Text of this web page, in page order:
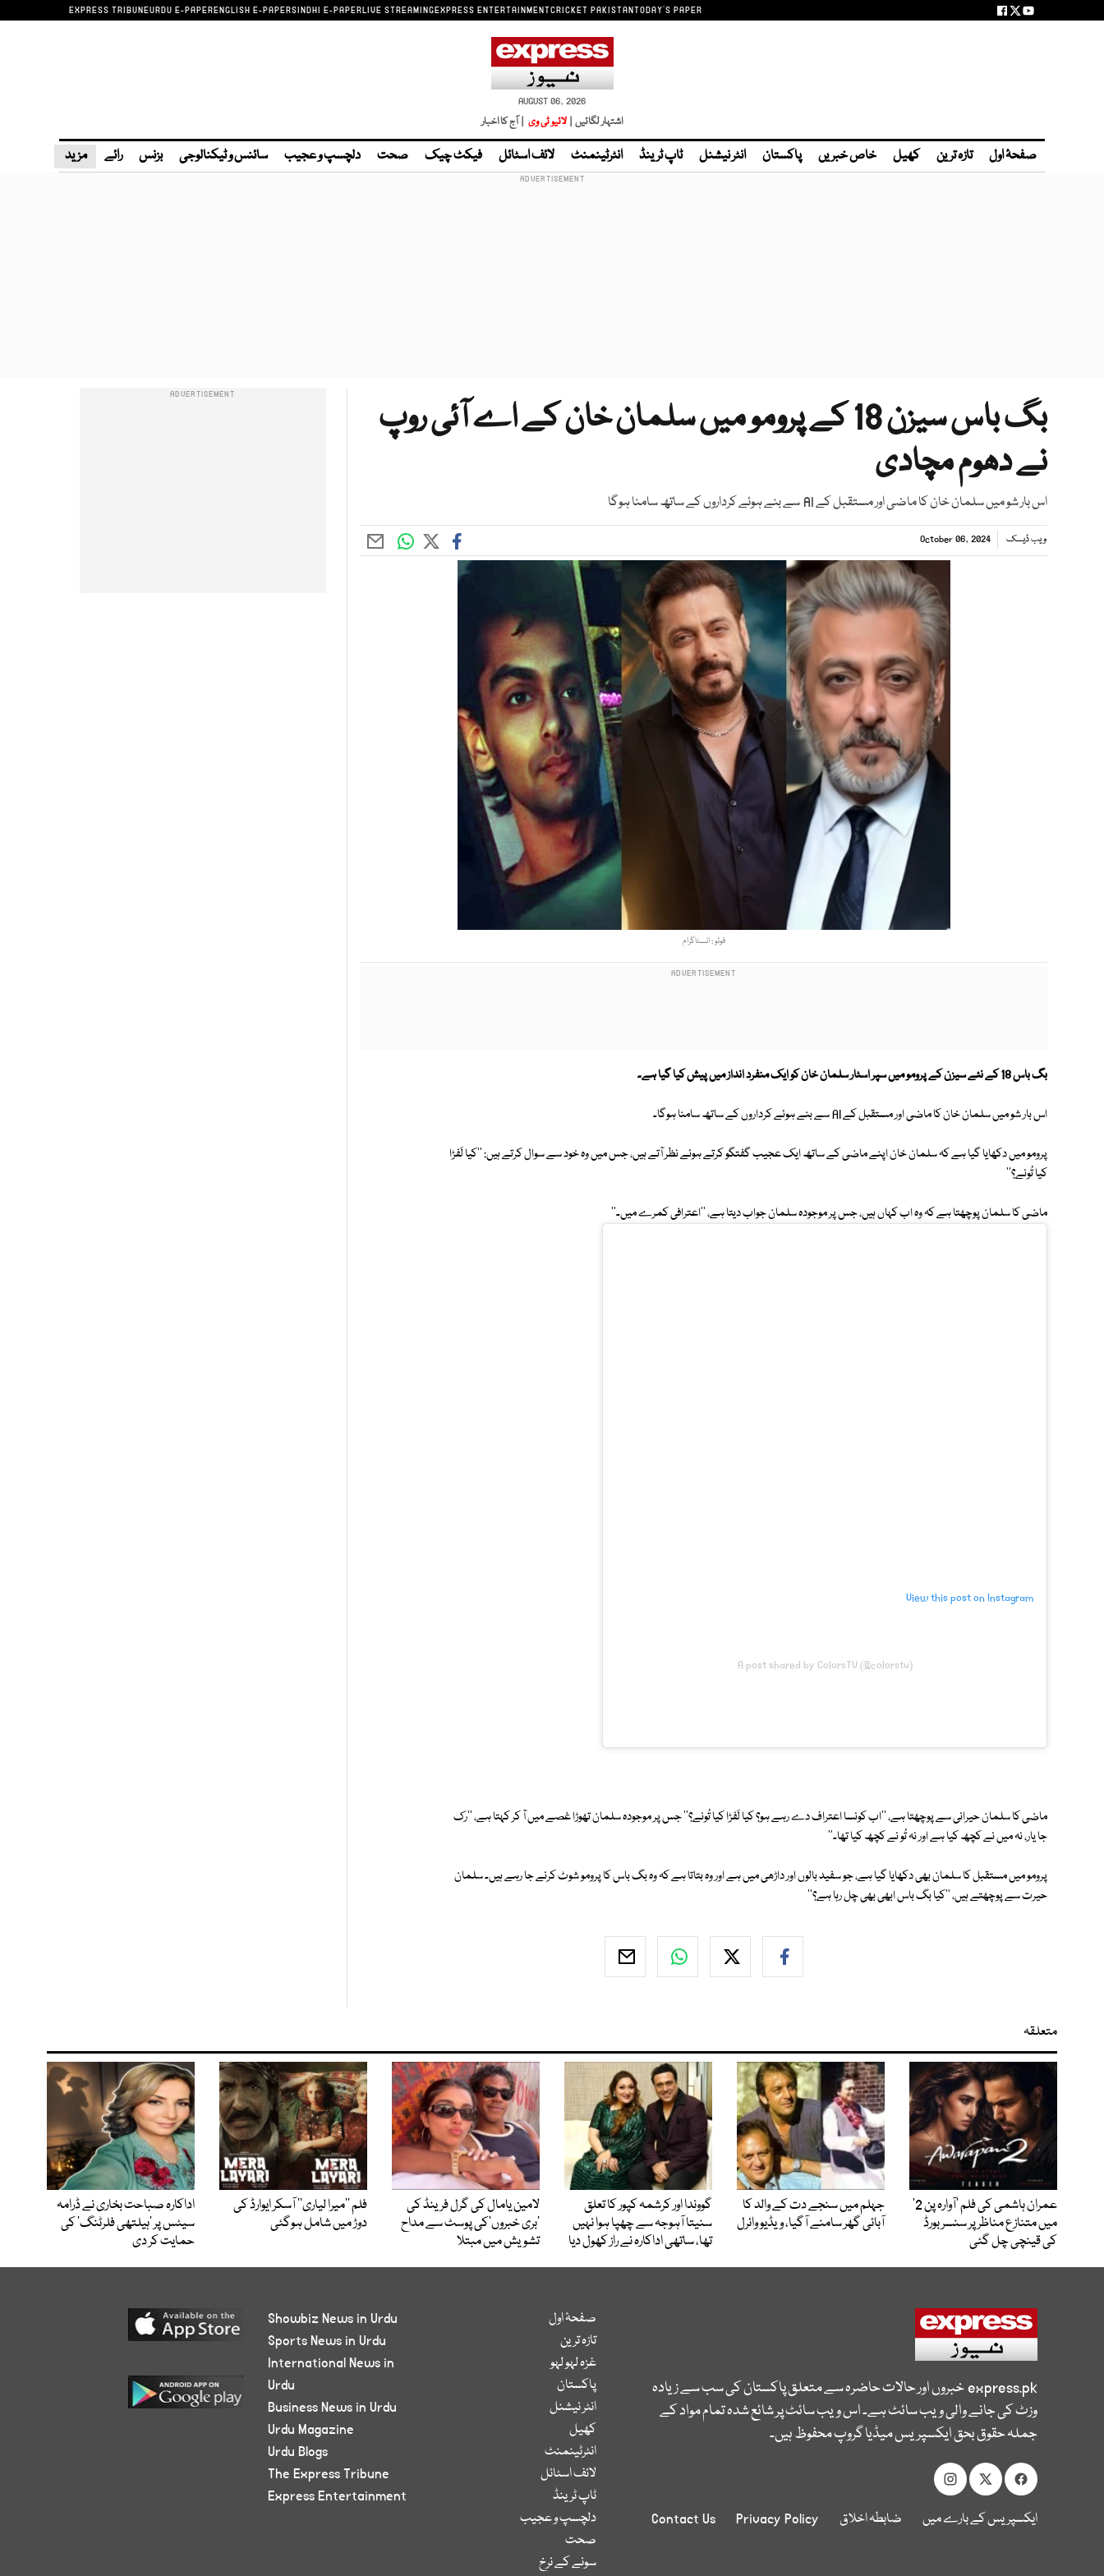
EXPRESS TRIBUNEURDU E-PAPERENGLISH E-PAPERSINDHI E-PAPERLIVE STREAMINGEXPRESS ENTERTAINMENTCRICKET PAKISTANTODAY'S PAPER
AUGUST 06, 2026
اشتہار لگائیں | لائیو ٹی وی | آج کا اخبار
صفحۂ اول تازہ ترین کھیل خاص خبریں پاکستان انٹر نیشنل ٹاپ ٹرینڈ انٹرٹینمنٹ لائف اسٹائل فیکٹ چیک صحت دلچسپ و عجیب سائنس و ٹیکنالوجی بزنس رائے مزید
بگ باس سیزن 18 کے پرومو میں سلمان خان کے اے آئی روپ
نے دھوم مچادی
اس بار شو میں سلمان خان کا ماضی اور مستقبل کے AI سے بنے ہوئے کرداروں کے ساتھ سامنا ہوگا
ویب ڈیسک October 06, 2024
فوٹو : انسٹاگرام
بگ باس 18 کے نئے سیزن کے پرومو میں سپر اسٹار سلمان خان کو ایک منفرد انداز میں پیش کیا گیا ہے۔
اس بار شو میں سلمان خان کا ماضی اور مستقبل کے AI سے بنے ہوئے کرداروں کے ساتھ سامنا ہوگا۔
پرومو میں دکھایا گیا ہے کہ سلمان خان اپنے ماضی کے ساتھ ایک عجیب گفتگو کرتے ہوئے نظر آتے ہیں، جس میں وہ خود سے سوال کرتے ہیں: ''کیا لَفڑا
کیا تُونے؟''
ماضی کا سلمان پوچھتا ہے کہ وہ اب کہاں ہیں، جس پر موجودہ سلمان جواب دیتا ہے، ''اعترافی کمرے میں۔''
View this post on Instagram
A post shared by ColorsTV (@colorstv)
ماضی کا سلمان حیرانی سے پوچھتا ہے، ''اب کونسا اعتراف دے رہے ہو؟ کیا لَفڑا کیا تُونے؟'' جس پر موجودہ سلمان تھوڑا غصے میں آ کر کہتا ہے، ''رک
جا یار، نہ میں نے کچھ کیا ہے اور نہ تُو نے کچھ کیا تھا۔''
پرومو میں مستقبل کا سلمان بھی دکھایا گیا ہے، جو سفید بالوں اور داڑھی میں ہے اور وہ بتاتا ہے کہ وہ بگ باس کا پرومو شوٹ کرنے جا رہے ہیں۔ سلمان
حیرت سے پوچھتے ہیں، ''کیا بگ باس ابھی بھی چل رہا ہے؟''
متعلقہ
عمران ہاشمی کی فلم ’آوارہ پن 2‘
میں متنازع مناظر پر سنسر بورڈ
کی قینچی چل گئی
جہلم میں سنجے دت کے والد کا
آبائی گھر سامنے آگیا، ویڈیو وائرل
گووندا اور کرشمہ کپور کا تعلق
سنیتا آہوجہ سے چھپا ہوا نہیں
تھا، ساتھی اداکارہ نے راز کھول دیا
لامین یامال کی گرل فرینڈ کی
’بری خبروں‘کی پوسٹ سے مداح
تشویش میں مبتلا
فلم ’’میرا لیاری‘‘ آسکر ایوارڈ کی
دوڑ میں شامل ہوگئی
اداکارہ صباحت بخاری نے ڈرامہ
سیٹس پر ’ہیلتھی فلرٹنگ‘ کی
حمایت کر دی
express.pkخبروں اور حالات حاضرہ سے متعلق پاکستان کی سب سے زیادہ
وزٹ کی جانے والی ویب سائٹ ہے۔ اس ویب سائٹ پر شائع شدہ تمام مواد کے
جملہ حقوق بحق ایکسپریس میڈیا گروپ محفوظ ہیں۔
ایکسپریس کے بارے میں ضابطہ اخلاق Privacy Policy
Contact Us
صفحۂ اول
تازہ ترین
غزہ لہو لہو
پاکستان
انٹر نیشنل
کھیل
انٹرٹینمنٹ
لائف اسٹائل
ٹاپ ٹرینڈ
دلچسپ و عجیب
صحت
سونے کے نرخ
Showbiz News in Urdu
Sports News in Urdu
International News in
Urdu
Business News in Urdu
Urdu Magazine
Urdu Blogs
The Express Tribune
Express Entertainment